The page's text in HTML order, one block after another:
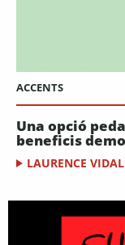
ACCENTS
Una opció
beneficis
LAURENCE VIDAL